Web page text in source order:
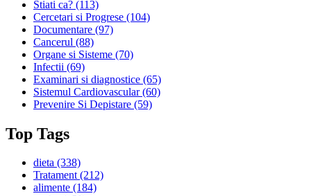
Stiati ca? (113)
Cercetari si Progrese (104)
Documentare (97)
Cancerul (88)
Organe si Sisteme (70)
Infectii (69)
Examinari si diagnostice (65)
Sistemul Cardiovascular(60)
Prevenire Si Depistare (59)
Top Tags
dieta (338)
Tratament(212)
alimente (184)